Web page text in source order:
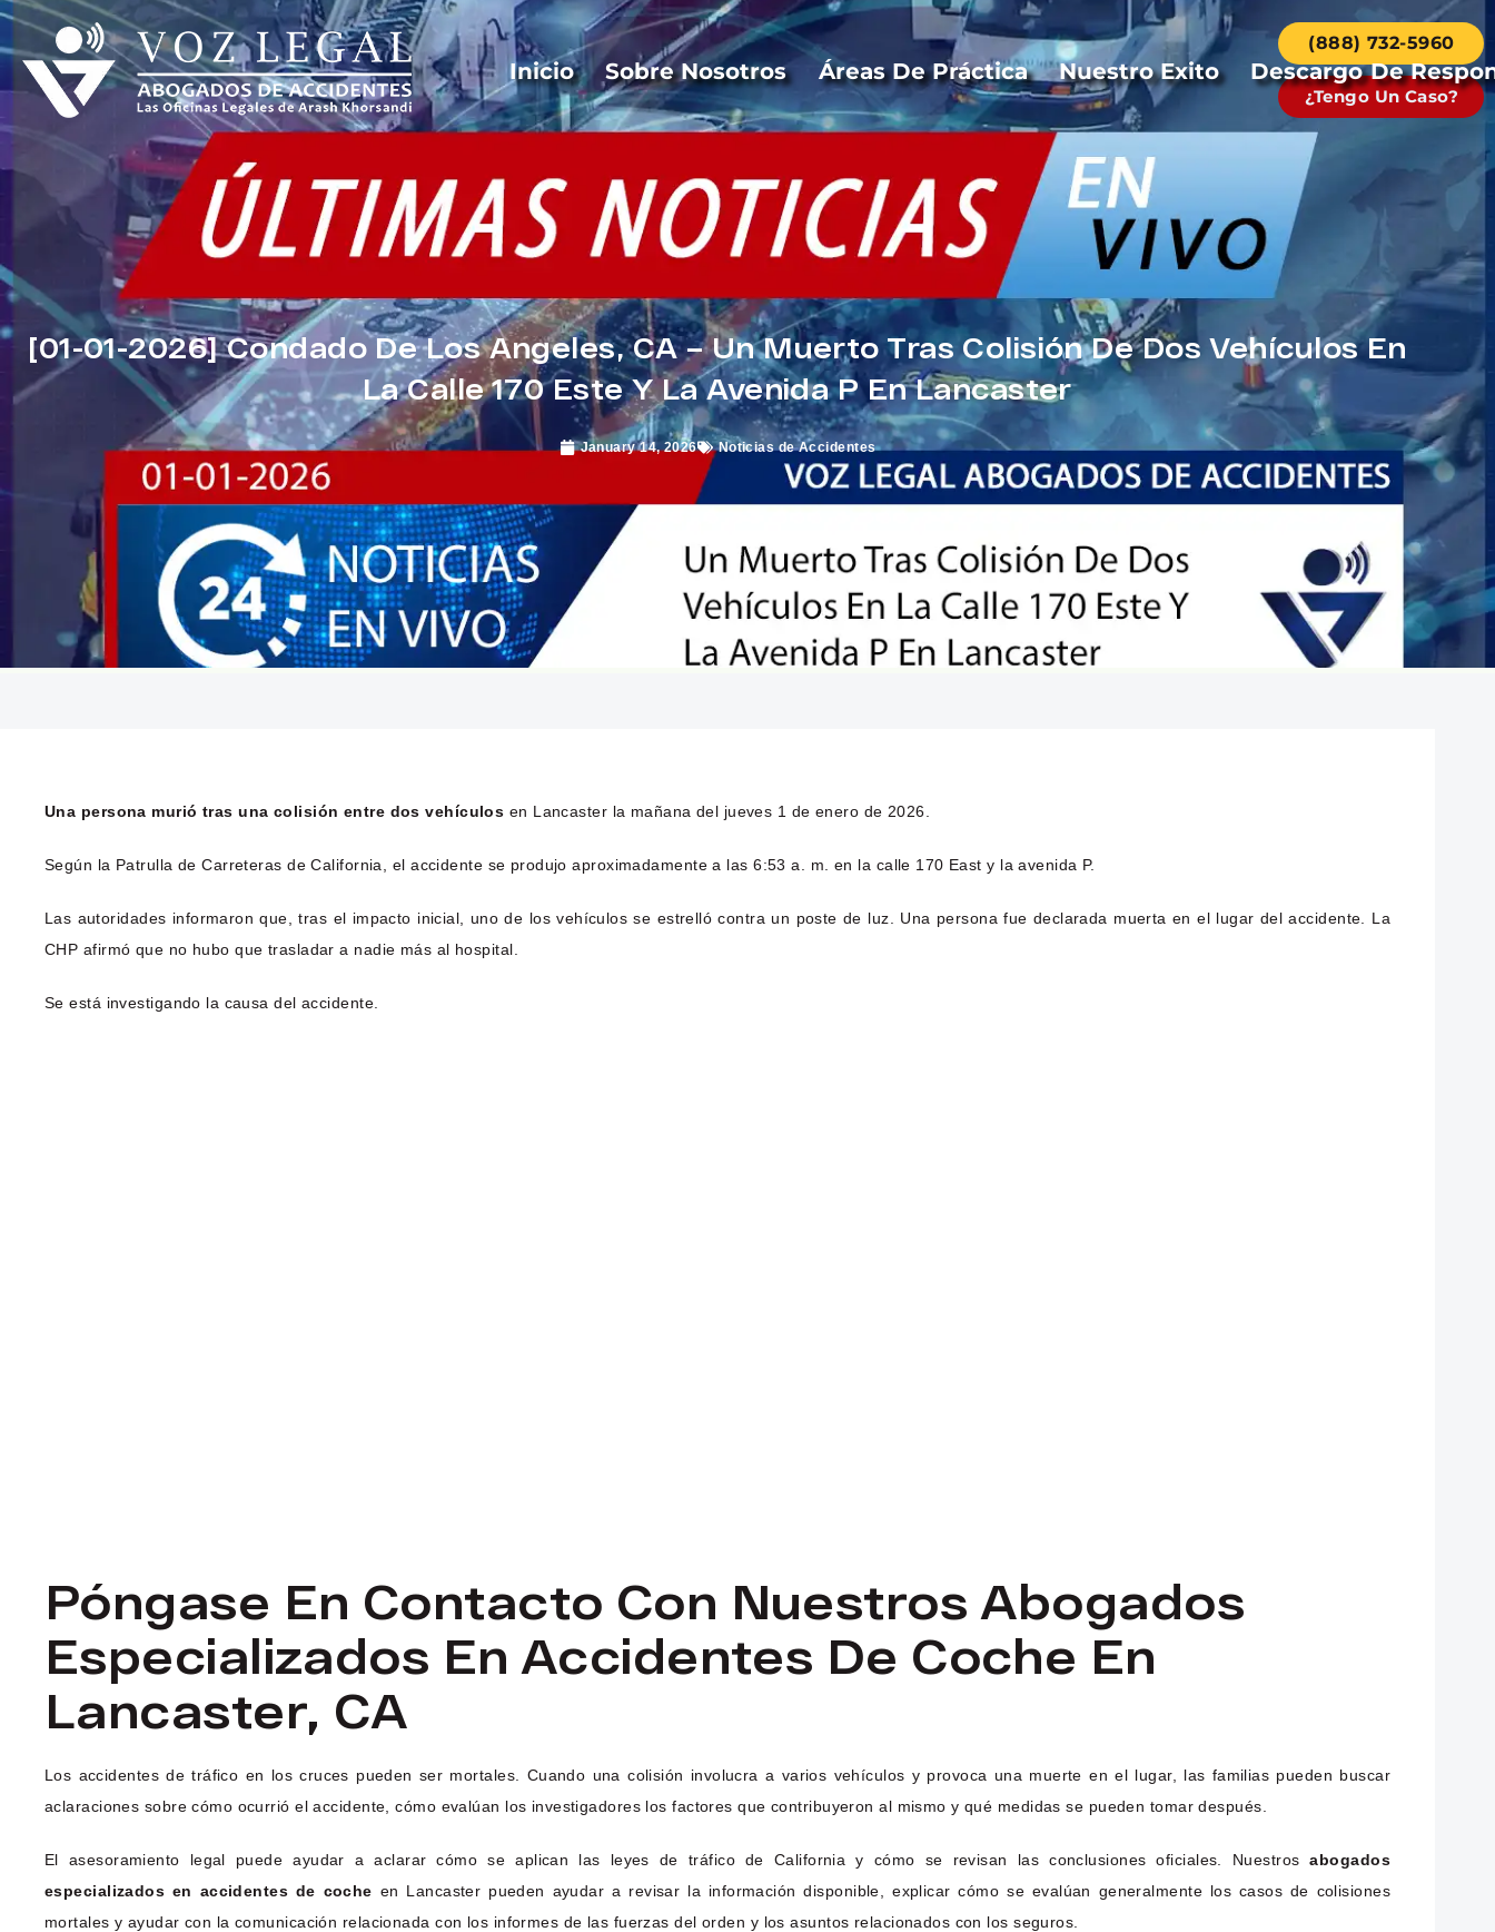
Inicio Sobre Nosotros Áreas De Práctica Nuestro Exito Descargo De
(888) 732-5960
¿Tengo Un Caso?
[01-01-2026] Condado De Los Angeles, CA – Un Muerto Tras Colisión De Dos Vehículos En
La Calle 170 Este Y La Avenida P En Lancaster
January 14, 2026 Noticias de Accidentes
Una persona murió tras una colisión entre dos vehículos en Lancaster la mañana del jueves 1 de enero de 2026.
Según la Patrulla de Carreteras de California, el accidente se produjo aproximadamente a las 6:53 a. m. en la calle 170 East y la avenida P.
Las autoridades informaron que, tras el impacto inicial, uno de los vehículos se estrelló contra un poste de luz. Una persona fue declarada muerta en el lugar del accidente. La
CHP afirmó que no hubo que trasladar a nadie más al hospital.
Se está investigando la causa del accidente.
Póngase En Contacto Con Nuestros Abogados
Especializados En Accidentes De Coche En
Lancaster, CA
Los accidentes de tráfico en los cruces pueden ser mortales. Cuando una colisión involucra a varios vehículos y provoca una muerte en el lugar, las familias pueden buscar
aclaraciones sobre cómo ocurrió el accidente, cómo evalúan los investigadores los factores que contribuyeron al mismo y qué medidas se pueden tomar después.
El asesoramiento legal puede ayudar a aclarar cómo se aplican las leyes de tráfico de California y cómo se revisan las conclusiones oficiales. Nuestrosabogados
especializados en accidentes de coche en Lancaster pueden ayudar a revisar la información disponible, explicar cómo se evalúan generalmente los casos de colisiones
mortales y ayudar con la comunicación relacionada con los informes de las fuerzas del orden y los asuntos relacionados con los seguros.